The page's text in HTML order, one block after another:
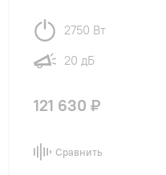
2750 Вт
20 дБ
121 630 ₽
Сравнить